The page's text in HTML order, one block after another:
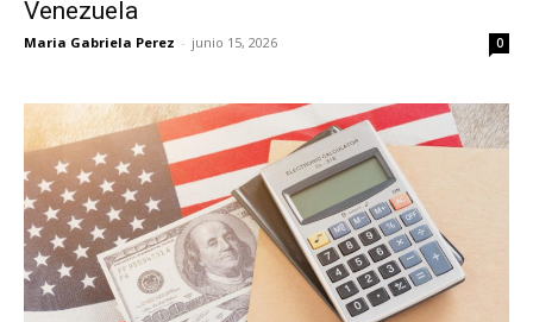
Venezuela
Maria Gabriela Perez - junio 15, 2026 0